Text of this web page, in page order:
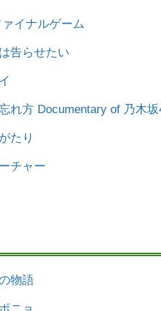
イナルゲーム
告らせたい
れ方 Documentary of 乃木坂
たり
チャー
物語